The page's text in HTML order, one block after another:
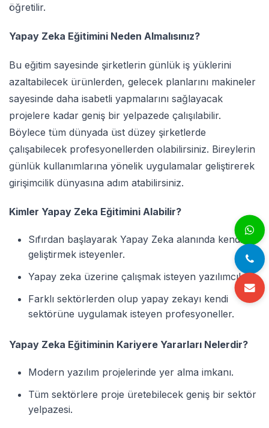
öğretilir.
Yapay Zeka Eğitimini Neden Almalısınız?
Bu eğitim sayesinde şirketlerin günlük iş yüklerini
azaltabilecek ürünlerden, gelecek planlarını makineler
sayesinde daha isabetli yapmalarını sağlayacak
projelere kadar geniş bir yelpazede çalışılabilir.
Böylece tüm dünyada üst düzey şirketlerde
çalışabilecek profesyonellerden olabilirsiniz. Bireylerin
günlük kullanımlarına yönelik uygulamalar geliştirerek
girişimcilik dünyasına adım atabilirsiniz.
Kimler Yapay Zeka Eğitimini Alabilir?
Sıfırdan başlayarak Yapay Zeka alanında kendini
geliştirmek isteyenler.
Yapay zeka üzerine çalışmak isteyen yazılımcılar.
Farklı sektörlerden olup yapay zekayı kendi
sektörüne uygulamak isteyen profesyoneller.
Yapay Zeka Eğitiminin Kariyere Yararları Nelerdir?
Modern yazılım projelerinde yer alma imkanı.
Tüm sektörlere proje üretebilecek geniş bir sektör
yelpazesi.